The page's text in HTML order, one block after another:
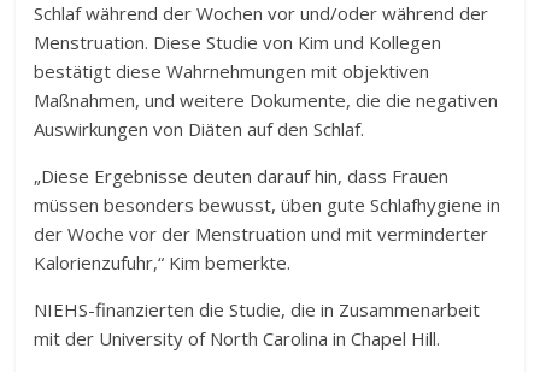
Schlaf während der Wochen vor und/oder während der
Menstruation. Diese Studie von Kim und Kollegen
bestätigt diese Wahrnehmungen mit objektiven
Maßnahmen, und weitere Dokumente, die die negativen
Auswirkungen von Diäten auf den Schlaf.
„Diese Ergebnisse deuten darauf hin, dass Frauen
müssen besonders bewusst, üben gute Schlafhygiene in
der Woche vor der Menstruation und mit verminderter
Kalorienzufuhr,“ Kim bemerkte.
NIEHS-finanzierten die Studie, die in Zusammenarbeit
mit der University of North Carolina in Chapel Hill.